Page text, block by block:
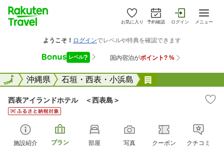
お気に入り 予約確認 ログイン メニュー
全国沖縄県 石垣・西表・小浜島
全国
西表アイランドホテル ＜西表島＞
施設紹介 プラン 部屋 写真 クーポン クチコミ